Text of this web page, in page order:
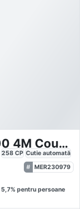
Mercedes-Benz CLE 300 4M Coupé AMG
258 CP Cutie automată
MER230979
5,7% pentru persoane